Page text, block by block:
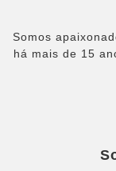
Somos
há mais de 15